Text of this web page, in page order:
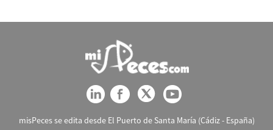
misPeces se edita desde El Puerto de Santa María (Cádiz - España)